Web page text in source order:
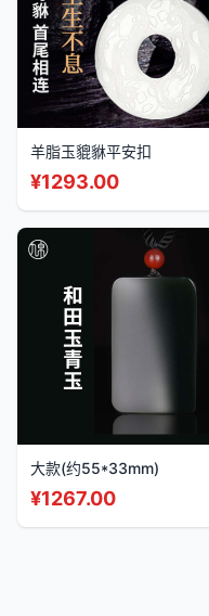
羊脂玉貔貅平安扣
¥1293.00
大款(约55*33mm)
¥1267.00